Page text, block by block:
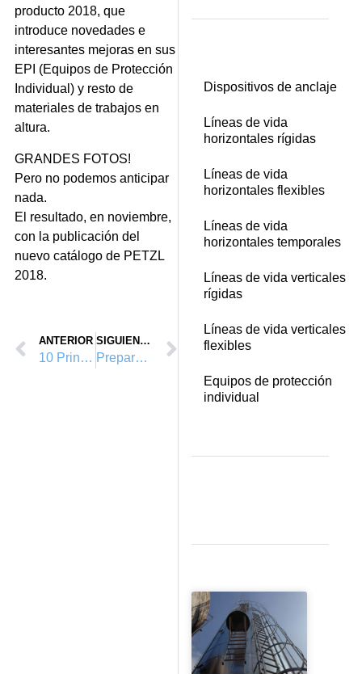
producto 2018, que
introduce novedades e
interesantes mejoras en sus
EPI (Equipos de Protección
Individual) y resto de
materiales de trabajos en
altura.
GRANDES FOTOS!
Pero no podemos anticipar
nada.
El resultado, en noviembre,
con la publicación del
nuevo catálogo de PETZL
2018.
ANTERIOR
10 Principios para un mundo mejor
SIGUIENTE
Preparando Jornada de Seguridad en Altura.
Dispositivos de anclaje
Líneas de vida
horizontales rígidas
Líneas de vida
horizontales flexibles
Líneas de vida
horizontales temporales
Líneas de vida verticales
rígidas
Líneas de vida verticales
flexibles
Equipos de protección
individual